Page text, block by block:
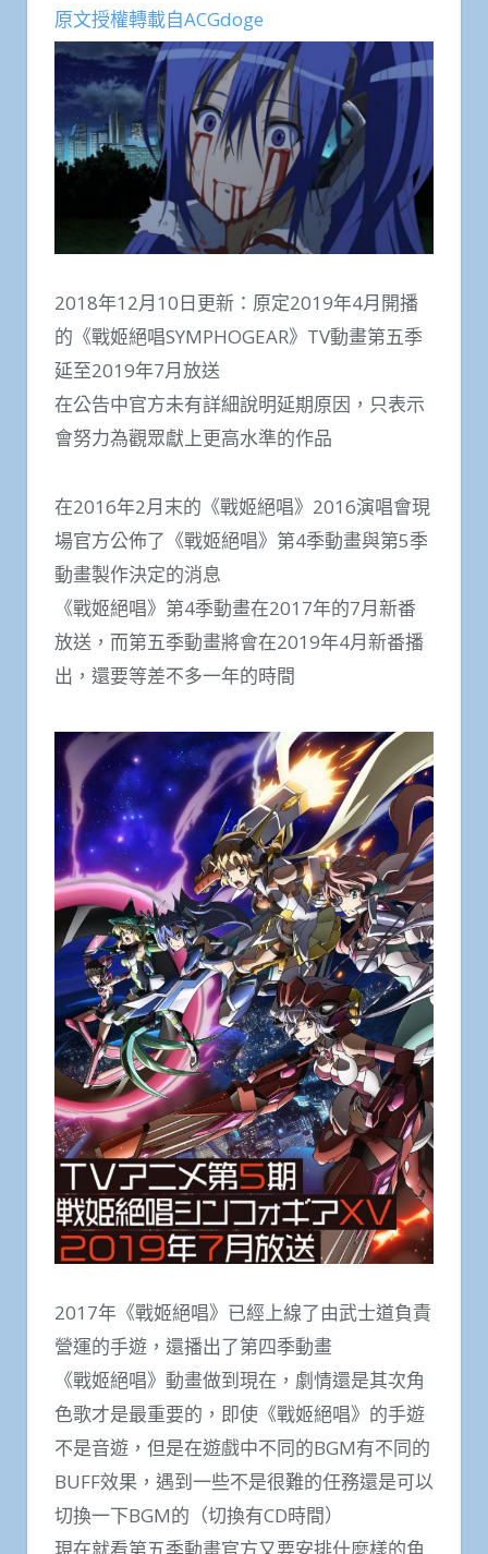
原文授權轉載自ACGdoge
2018年12月10日更新：原定2019年4月開播
的《戰姬絕唱SYMPHOGEAR》TV動畫第五季
延至2019年7月放送
在公告中官方未有詳細說明延期原因，只表示
會努力為觀眾獻上更高水準的作品
在2016年2月末的《戰姬絕唱》2016演唱會現
場官方公佈了《戰姬絕唱》第4季動畫與第5季
動畫製作決定的消息
《戰姬絕唱》第4季動畫在2017年的7月新番
放送，而第五季動畫將會在2019年4月新番播
出，還要等差不多一年的時間
2017年《戰姬絕唱》已經上線了由武士道負責
營運的手遊，還播出了第四季動畫
《戰姬絕唱》動畫做到現在，劇情還是其次角
色歌才是最重要的，即使《戰姬絕唱》的手遊
不是音遊，但是在遊戲中不同的BGM有不同的
BUFF效果，遇到一些不是很難的任務還是可以
切換一下BGM的（切換有CD時間）
現在就看第五季動畫官方又要安排什麼樣的角